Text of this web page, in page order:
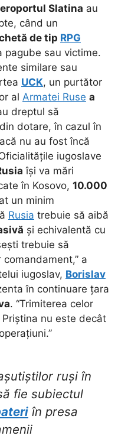
Slatina au
când un
de tip RPG
pagube sau victime.
similare sau
UCK, un purtător
al Armatei Ruse a
dreptul să
din dotare, în cazul în
nu au fost încă
iugoslave
își va mări
în Kosovo, 10.000
un minim
Rusia trebuie să aibă
și echivalentă cu
trebuie să
a
iugoslav, Borislav
în continuare țara
. “Trimiterea celor
nu este decât
ruși în
fie subiectul
în presa